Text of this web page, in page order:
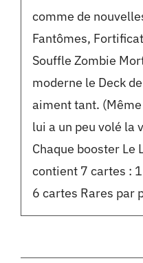
comme de
Fantômes,
Souffle Zombie
moderne le Deck
aiment tant.
lui a un peu volé la
Chaque booster Le
contient 7 cartes :
6 cartes Rares par